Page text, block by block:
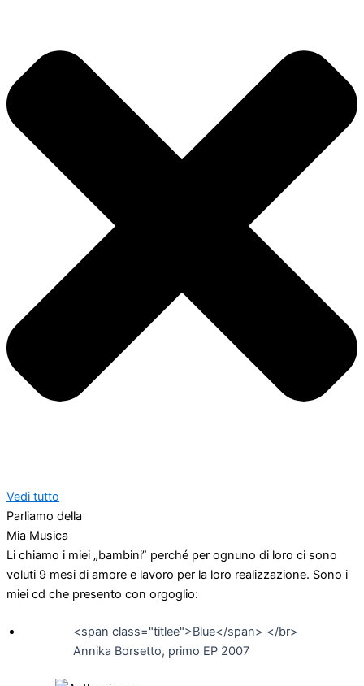
Vedi tutto
Parliamo della
Mia Musica
Li chiamo i miei „bambini” perché per ognuno di loro ci sono
voluti 9 mesi di amore e lavoro per la loro realizzazione. Sono i
miei cd che presento con orgoglio:
<span class="titlee">Blue</span> </br>
Annika Borsetto, primo EP 2007